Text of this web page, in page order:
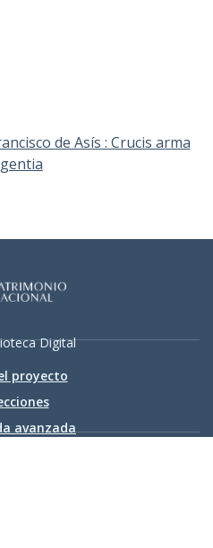
de Asís : Crucis arma
Digital
proyecto
avanzada